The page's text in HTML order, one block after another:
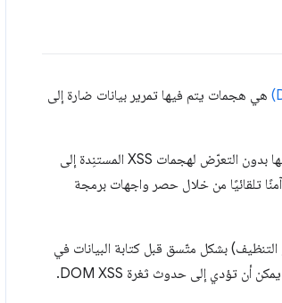
هي هجمات يتم فيها تمرير بيانات ضارة إلى
توفّر Trusted Types الأدوات اللازمة لكتابة التطبيقات ومراجعتها من ناحية الأمان وصيانتها بدون التعرّض لهجمات XSS المستنِدة إلى
، ما يجعل رمز JavaScript آمنًا تلقائيًا من خلال حصر واجهات برمجة
بشكل متّسق قبل كتابة البيانات في